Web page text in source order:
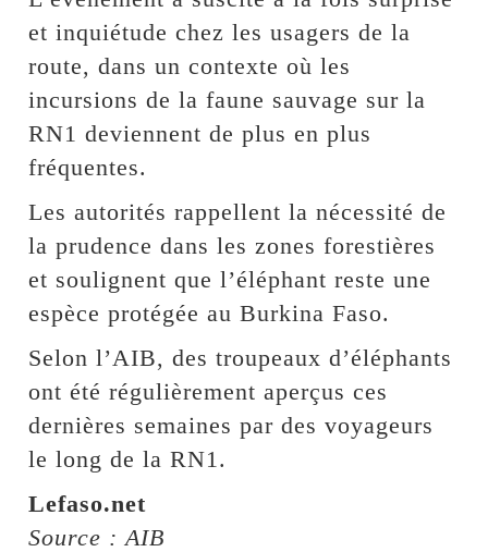
et inquiétude chez les usagers de la
route, dans un contexte où les
incursions de la faune sauvage sur la
RN1 deviennent de plus en plus
fréquentes.
Les autorités rappellent la nécessité de
la prudence dans les zones forestières
et soulignent que l’éléphant reste une
espèce protégée au Burkina Faso.
Selon l’AIB, des troupeaux d’éléphants
ont été régulièrement aperçus ces
dernières semaines par des voyageurs
le long de la RN1.
Lefaso.net
Source : AIB